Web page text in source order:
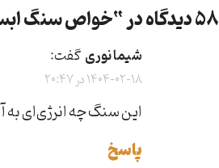
58 دیدگاه در “ خواص سنگ
شیما نوریگفت:
1404-02-18 در 20:47
این سنگ چه انرژی‌ای به
پاسخ